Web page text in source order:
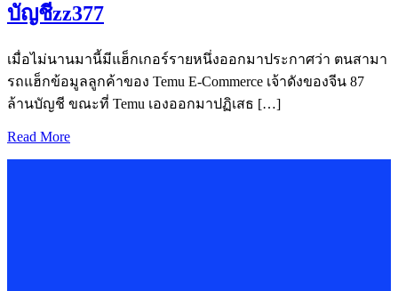
บัญชีzz377
เมื่อไม่นานมานี้มีแฮ็กเกอร์รายหนึ่งออกมาประกาศว่า ตนสามา
รถแฮ็กข้อมูลลูกค้าของ Temu E-Commerce เจ้าดังของจีน 87
ล้านบัญชี ขณะที่ Temu เองออกมาปฏิเสธ […]
Read More